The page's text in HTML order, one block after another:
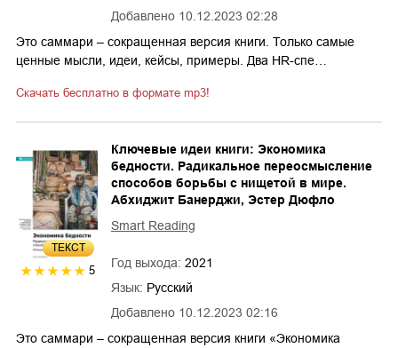
Добавлено 10.12.2023 02:28
Это саммари – сокращенная версия книги. Только самые
ценные мысли, идеи, кейсы, примеры. Два HR-спе…
Скачать бесплатно в формате mp3!
ТЕКСТ
5
Добавлено 10.12.2023 02:16
Ключевые идеи книги: Экономика
бедности. Радикальное переосмысление
способов борьбы с нищетой в мире.
Абхиджит Банерджи, Эстер Дюфло
Smart Reading
Год выхода: 2021
Язык: Русский
Это саммари – сокращенная версия книги «Экономика